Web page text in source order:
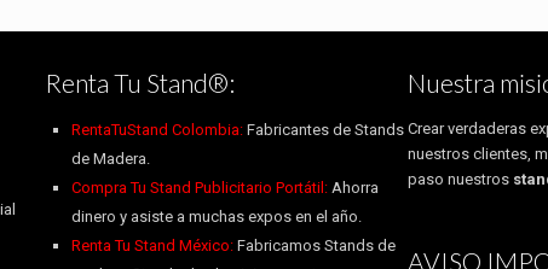
Renta Tu Stand®:
RentaTuStand Colombia:Fabricantes de Stands
de Madera.
Compra Tu Stand Publicitario Portátil: Ahorra
dinero y asiste a muchas expos en el año.
Renta Tu Stand México: Fabricamos Stands de
Nuestra
Crear verdaderas
nuestros clientes,
paso nuestros
AVISO